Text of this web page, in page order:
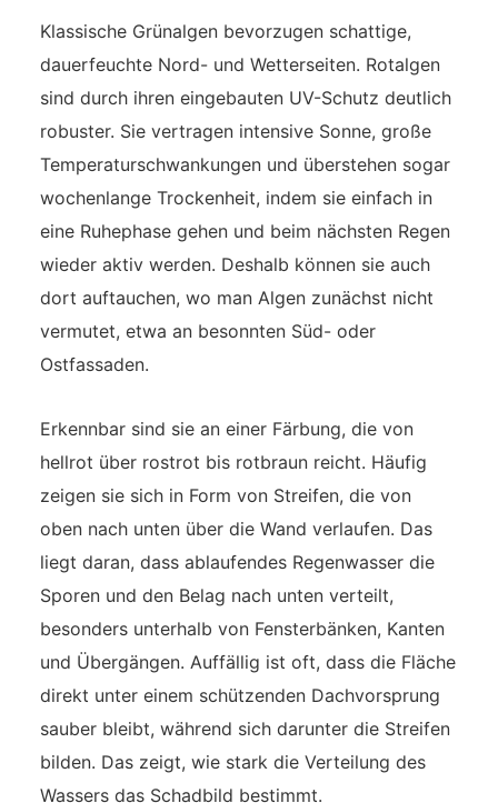
Klassische Grünalgen bevorzugen schattige,
dauerfeuchte Nord- und Wetterseiten. Rotalgen
sind durch ihren eingebauten UV-Schutz deutlich
robuster. Sie vertragen intensive Sonne, große
Temperaturschwankungen und überstehen sogar
wochenlange Trockenheit, indem sie einfach in
eine Ruhephase gehen und beim nächsten Regen
wieder aktiv werden. Deshalb können sie auch
dort auftauchen, wo man Algen zunächst nicht
vermutet, etwa an besonnten Süd- oder
Ostfassaden.
Erkennbar sind sie an einer Färbung, die von
hellrot über rostrot bis rotbraun reicht. Häufig
zeigen sie sich in Form von Streifen, die von
oben nach unten über die Wand verlaufen. Das
liegt daran, dass ablaufendes Regenwasser die
Sporen und den Belag nach unten verteilt,
besonders unterhalb von Fensterbänken, Kanten
und Übergängen. Auffällig ist oft, dass die Fläche
direkt unter einem schützenden Dachvorsprung
sauber bleibt, während sich darunter die Streifen
bilden. Das zeigt, wie stark die Verteilung des
Wassers das Schadbild bestimmt.